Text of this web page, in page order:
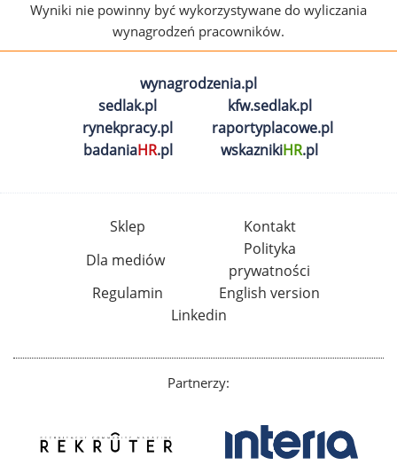
Wyniki nie powinny być wykorzystywane do wyliczania
wynagrodzeń pracowników.
wynagrodzenia.pl
sedlak.pl
kfw.sedlak.pl
rynekpracy.pl
raportyplacowe.pl
badaniaHR.pl wskaznikiHR.pl
Sklep
Kontakt
Dla mediów
Polityka
prywatności
Regulamin
English version
Linkedin
Partnerzy: